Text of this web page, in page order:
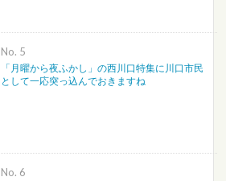
No.
「月曜から夜ふかし」の西川口特集に川口市民
として一応突っ込んでおきますね
No.